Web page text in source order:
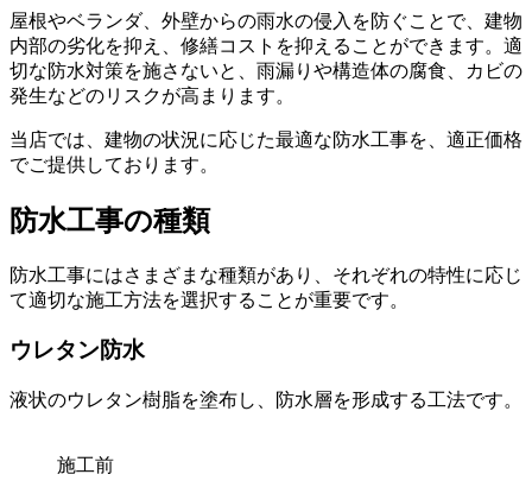
屋根やベランダ、外壁からの雨水の侵入を防ぐことで、建物
内部の劣化を抑え、修繕コストを抑えることができます。適
切な防水対策を施さないと、雨漏りや構造体の腐食、カビの
発生などのリスクが高まります。
当店では、建物の状況に応じた最適な防水工事を、適正価格
でご提供しております。
防水工事の種類
防水工事にはさまざまな種類があり、それぞれの特性に応じ
て適切な施工方法を選択することが重要です。
ウレタン防水
液状のウレタン樹脂を塗布し、防水層を形成する工法です。
施工前